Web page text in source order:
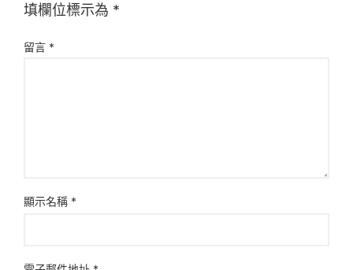
填欄位標示為 *
留言 *
顯示名稱 *